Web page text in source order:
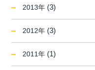
2013年 (3)
2012年 (3)
2011年 (1)